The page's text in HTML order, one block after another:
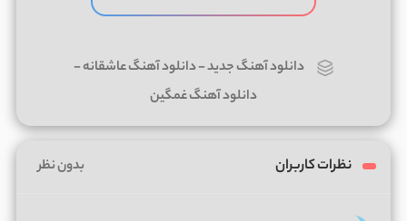
دانلود آهنگ جدید-دانلود آهنگ عاشقانه-
دانلود آهنگ غمگین
نظرات کاربران بدون نظر